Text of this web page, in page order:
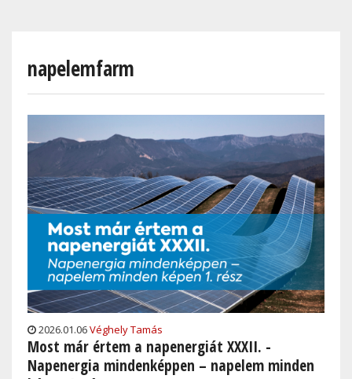
contentnapelemfarm
2026.01.06Véghely Tamás
Most már értem a napenergiát XXXII. -
Napenergia mindenképpen – napelem minden